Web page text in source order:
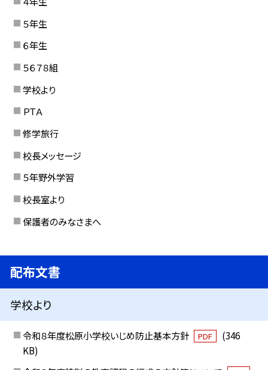
５年生
６年生
５６７８組
学校より
ＰＴＡ
修学旅行
校長メッセージ
５年野外学習
校長室より
保護者のみなさまへ
配布文書
学校より
令和８年度松原小学校いじめ防止基本方針 PDF
(346
KB)